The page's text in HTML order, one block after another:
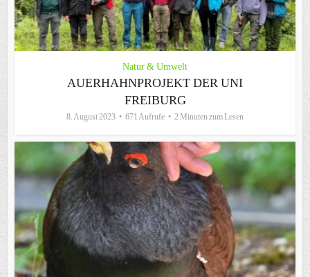
Natur & Umwelt
AUERHAHNPROJEKT DER UNI
FREIBURG
8. August 2023 671 Aufrufe 2 Minuten zum Lesen